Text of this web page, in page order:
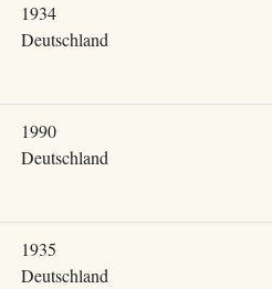
1934
Deutschland
1990
Deutschland
1935
Deutschland